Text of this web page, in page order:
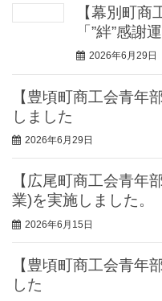
【幕別町
「”絆”感謝
2026年6月29日
【豊頃町商工会青年
しました
2026年6月29日
【広尾町商工会青年
業)を実施しました。
2026年6月15日
【豊頃町商工会青年
した